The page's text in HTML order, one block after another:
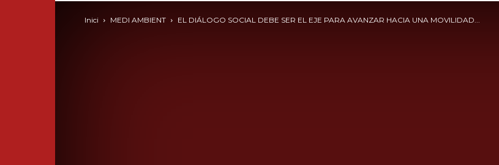
Inici MEDI AMBIENT EL DIÁLOGO SOCIAL DEBE SER EL EJE PARA AVANZAR HACIA UNA MOVILIDAD...